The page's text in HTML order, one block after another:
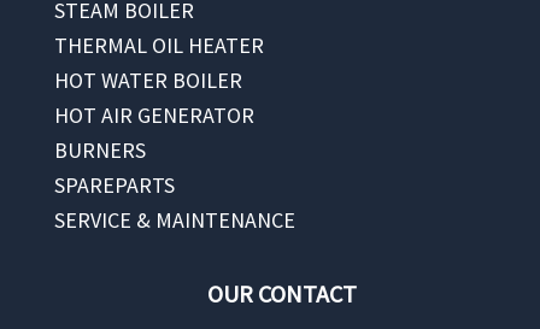
STEAM BOILER
THERMAL OIL HEATER
HOT WATER BOILER
HOT AIR GENERATOR
BURNERS
SPAREPARTS
SERVICE & MAINTENANCE
OUR CONTACT